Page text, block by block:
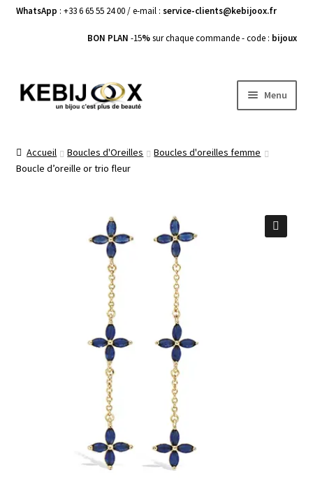
WhatsApp : +33 6 65 55 24 00 / e-mail : service-clients@kebijoox.fr
BON PLAN -15%sur chaque commande - code : bijoux
Aller
à
Aller
au
Menu
Boucles d’Oreilles
Colliers Femme
Accueil Boucles d'Oreilles
Boucles d'oreilles femme
Boucle d’oreille or trio fleur